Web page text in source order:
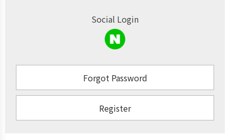
Social Login
Forgot Password
Register